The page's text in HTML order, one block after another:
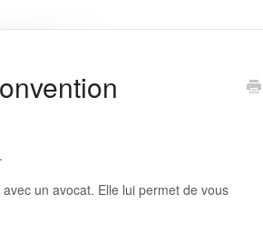
un avocat. Elle lui permet de vous